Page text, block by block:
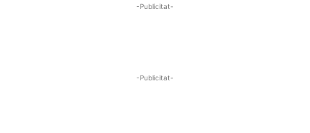
-Publicitat-
-Publicitat-